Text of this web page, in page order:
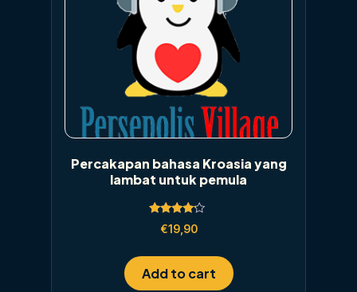
Percakapan bahasa Kroasia yang
lambat untuk pemula
Rated
4.00
€19,90
Add to cart